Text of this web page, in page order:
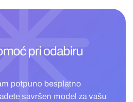
priodabiru
potpuno besplatno
savršen model za vašu